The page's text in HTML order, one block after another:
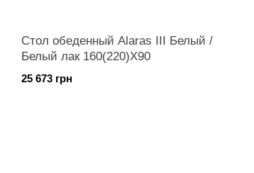
Стол обеденный Alaras III Белый /
Белый лак 160(220)X90
25 673 грн